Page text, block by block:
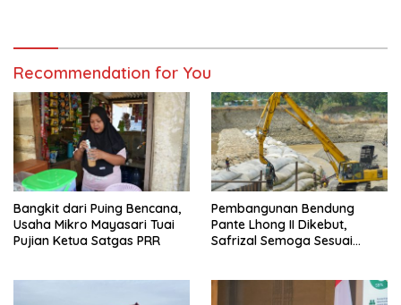
Recommendation for You
Bangkit dari Puing Bencana,
Usaha Mikro Mayasari Tuai
Pujian Ketua Satgas PRR
Pembangunan Bendung
Pante Lhong II Dikebut,
Safrizal Semoga Sesuai